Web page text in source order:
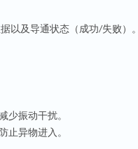
以及导通状态（成功/失败）
少振动干扰。
止异物进入。